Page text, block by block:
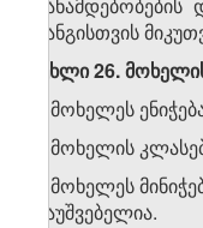
რანგისთვის
მუხლი 26.
1. მოხელეს
2. მოხელის
3. მოხელეს
დაუშვებელია.